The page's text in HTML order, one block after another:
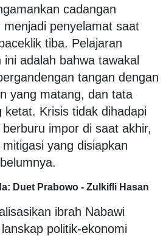
cadangan
penyelamat saat
tiba. Pelajaran
adalah bahwa tawakal
tangan dengan
yang matang, dan tata
ketat. Krisis tidak dihadapi
impor di saat akhir,
yang disiapkan
Duet Prabowo - Zulkifli Hasan
ibrah Nabawi
politik-ekonomi